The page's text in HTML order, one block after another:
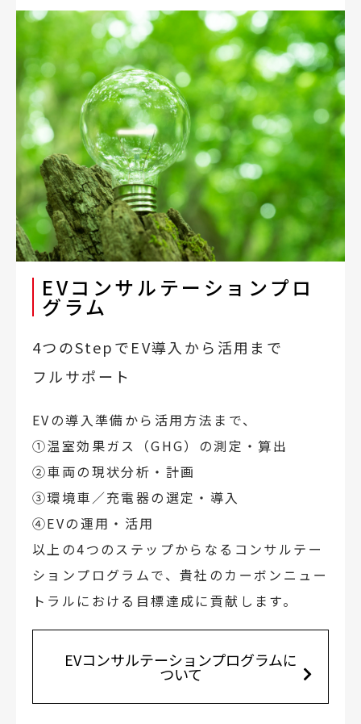
EVコンサルテーションプロ
グラム
4つのStepでEV導入から活用まで
フルサポート
EVの導入準備から活用方法まで、
①温室効果ガス（GHG）の測定・算出
②車両の現状分析・計画
③環境車／充電器の選定・導入
④EVの運用・活用
以上の4つのステップからなるコンサルテー
ションプログラムで、貴社のカーボンニュー
トラルにおける目標達成に貢献します。
EVコンサルテーションプログラムに
ついて